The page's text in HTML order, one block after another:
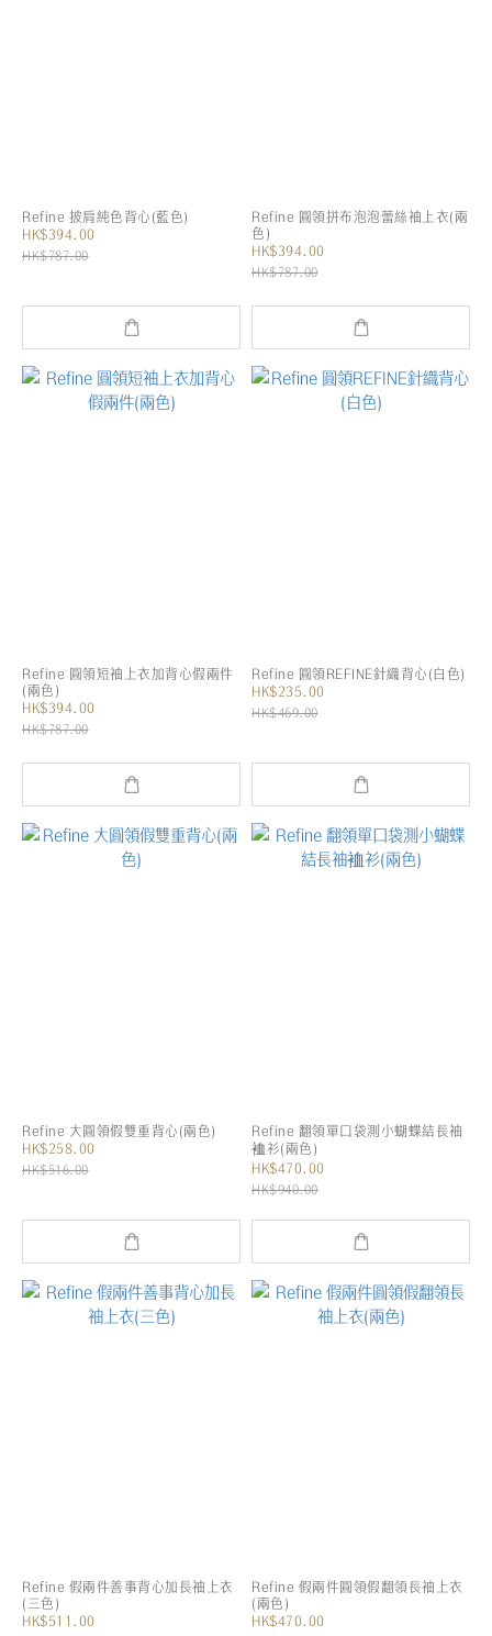
Refine 披肩純色背心(藍色)
HK$394.00
HK$787.00
Refine 圓領拼布泡泡蕾絲袖上衣(兩
色)
HK$394.00
HK$787.00
Refine 圓領短袖上衣加背心假兩件
(兩色)
HK$394.00
HK$787.00
Refine 圓領REFINE針織背心(白色)
HK$235.00
HK$469.00
Refine 大圓領假雙重背心(兩色)
HK$258.00
HK$516.00
Refine 翻領單口袋測小蝴蝶結長袖
裇衫(兩色)
HK$470.00
HK$940.00
Refine 假兩件善事背心加長袖上衣
(三色)
HK$511.00
Refine 假兩件圓領假翻領長袖上衣
(兩色)
HK$470.00